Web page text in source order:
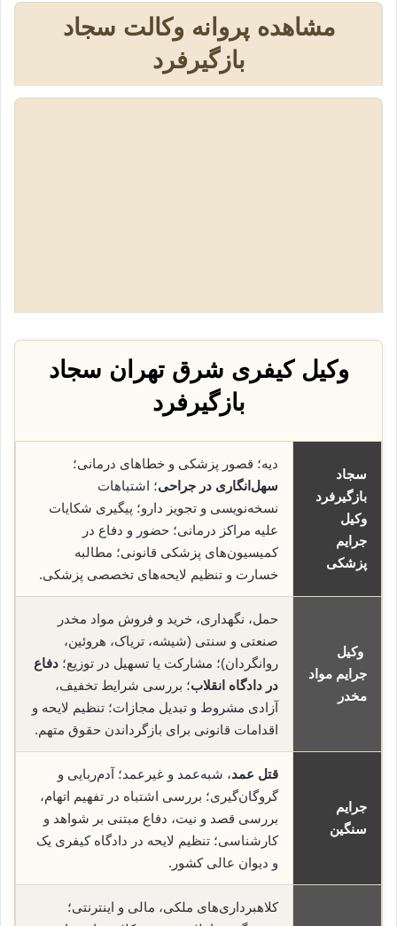
مشاهده پروانه وکالت سجاد
بازگیرفرد
وکیل کیفری شرق تهران سجاد
بازگیرفرد
سجاد
بازگیرفرد
وکیل
جرایم
پزشکی
دیه؛ قصور پزشکی و خطاهای درمانی؛
سهل‌انگاری در جراحی؛ اشتباهات
نسخه‌نویسی و تجویز دارو؛ پیگیری شکایات
علیه مراکز درمانی؛ حضور و دفاع در
کمیسیون‌های پزشکی قانونی؛ مطالبه
خسارت و تنظیم لایحه‌های تخصصی پزشکی.
وکیل
جرایم مواد
مخدر
حمل، نگهداری، خرید و فروش مواد مخدر
صنعتی و سنتی (شیشه، تریاک، هروئین،
روانگردان)؛ مشارکت یا تسهیل در توزیع؛ دفاع
در دادگاه انقلاب؛ بررسی شرایط تخفیف،
آزادی مشروط و تبدیل مجازات؛ تنظیم لایحه و
اقدامات قانونی برای بازگرداندن حقوق متهم.
جرایم
سنگین
قتل عمد، شبه‌عمد و غیرعمد؛ آدم‌ربایی و
گروگان‌گیری؛ بررسی اشتباه در تفهیم اتهام،
بررسی قصد و نیت، دفاع مبتنی بر شواهد و
کارشناسی؛ تنظیم لایحه در دادگاه کیفری یک
و دیوان عالی کشور.
کلاهبرداری‌های ملکی، مالی و اینترنتی؛